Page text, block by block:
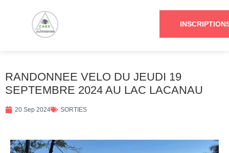
RANDONNEE VELO DU JEUDI 19
SEPTEMBRE 2024 AU LAC LACANAU
20 Sep 2024 SORTIES